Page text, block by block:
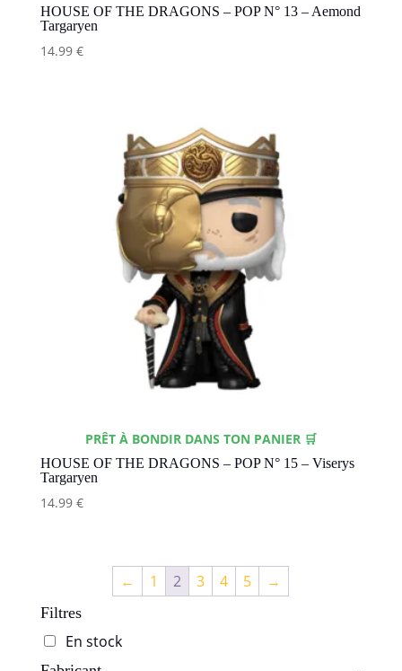
HOUSE OF THE DRAGONS – POP N° 13 – Aemond
Targaryen
14.99 €
PRÊT À BONDIR DANS TON PANIER 🛒
HOUSE OF THE DRAGONS – POP N° 15 – Viserys
Targaryen
14.99 €
← 1 2 3 4 5 →
Filtres
En stock